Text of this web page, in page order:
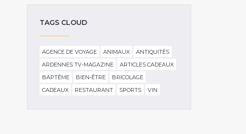
TAGS CLOUD
AGENCE DE VOYAGE ANIMAUX
ANTIQUITÉS
ARDENNES TV-MAGAZINE
ARTICLES CADEAUX
BAPTÊME
BIEN-ÊTRE
BRICOLAGE
CADEAUX
RESTAURANT SPORTS VIN